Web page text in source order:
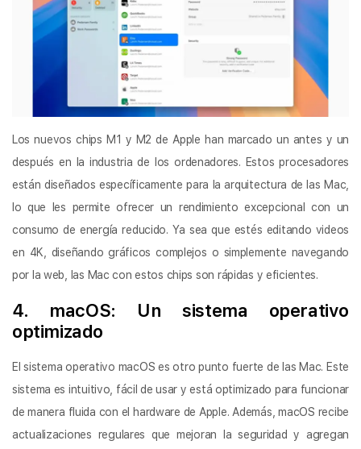
Los nuevos chips M1 y M2 de Apple han marcado un antes y un
después en la industria de los ordenadores. Estos procesadores
están diseñados específicamente para la arquitectura de las Mac,
lo que les permite ofrecer un rendimiento excepcional con un
consumo de energía reducido. Ya sea que estés editando videos
en 4K, diseñando gráficos complejos o simplemente navegando
por la web, las Mac con estos chips son rápidas y eficientes.
4. macOS: Un sistema operativo
optimizado
El sistema operativo macOS es otro punto fuerte de las Mac. Este
sistema es intuitivo, fácil de usar y está optimizado para funcionar
de manera fluida con el hardware de Apple. Además, macOS recibe
actualizaciones regulares que mejoran la seguridad y agregan